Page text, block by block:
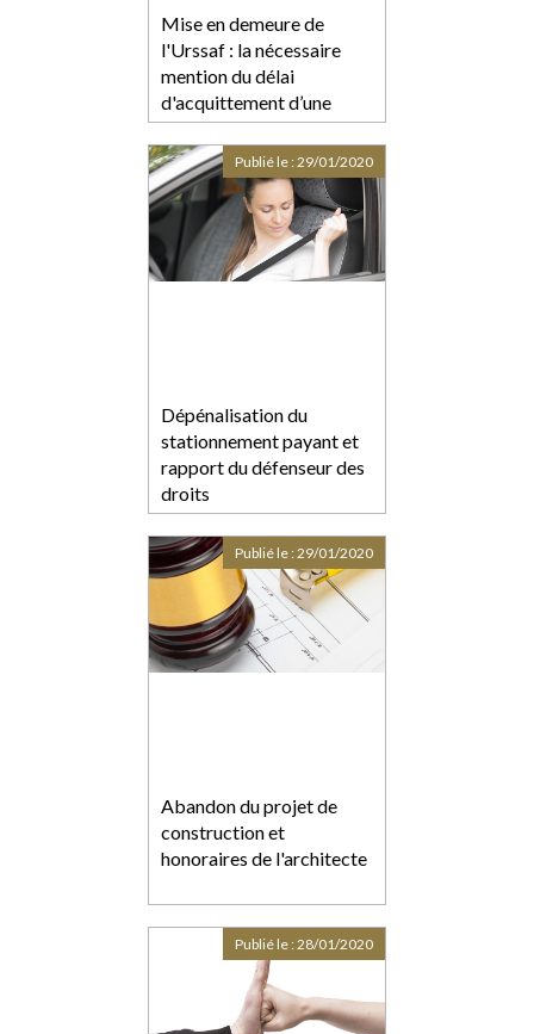
Mise en demeure de
l'Urssaf : la nécessaire
mention du délai
d'acquittement d’une
dette
Dépénalisation du
stationnement payant et
rapport du défenseur des
droits
Publié le :29/01/2020
Abandon du projet de
construction et
honoraires de l'architecte
Publié le :29/01/2020
Publié le :28/01/2020